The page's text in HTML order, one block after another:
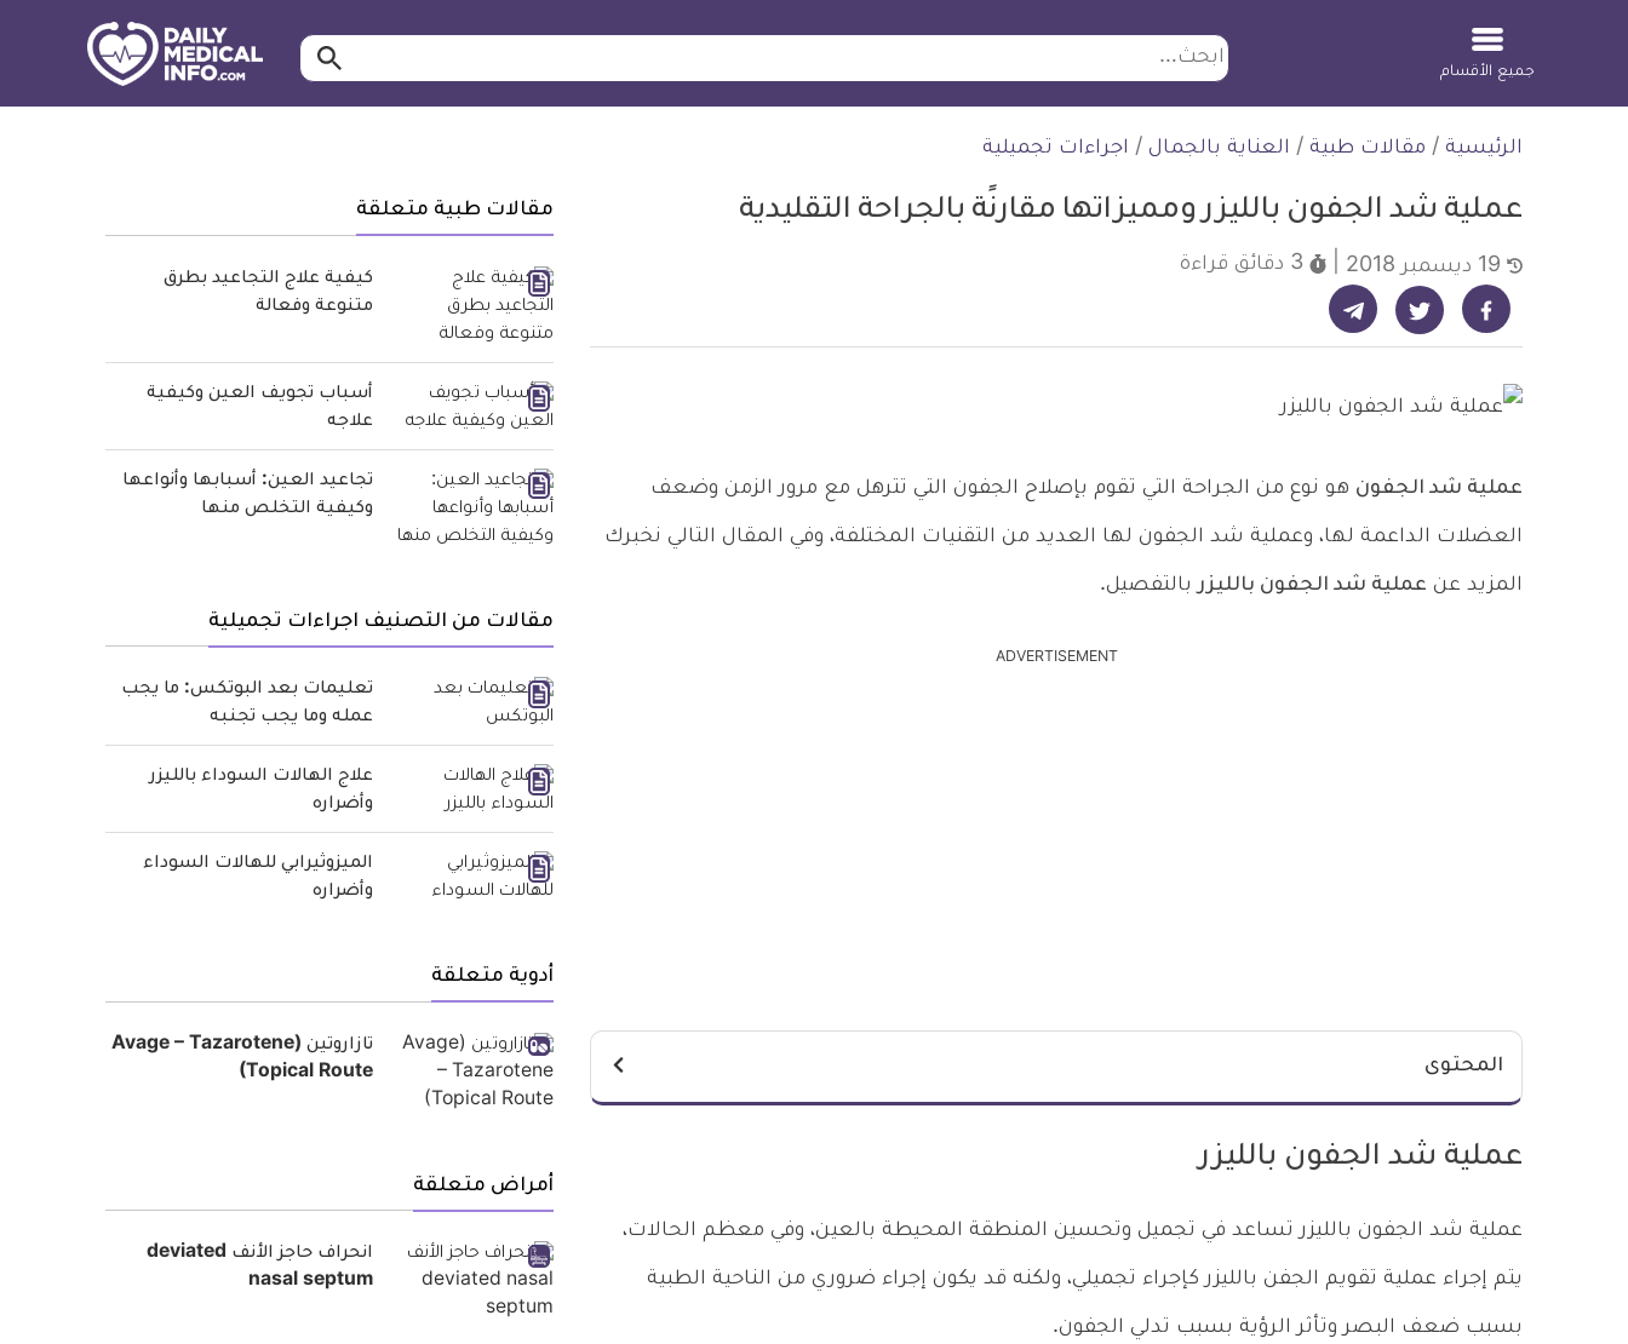
ابحث ابحث…
جميع الأقسام
الرئيسية / مقالات طبية / العناية بالجمال / اجراءات تجميلية
عملية شد الجفون بالليزر ومميزاتها مقارنًة بالجراحة التقليدية
3 دقائق قراءة
شارك على فيسبوك - ديلي ميديكال انفو شارك على تويتر - ديلي ميديكال انفو شارك على تيليجرام - ديلي ميديكال انفو
عملية شد الجفون هو نوع من الجراحة التي تقوم بإصلاح الجفون التي تترهل مع مرور الزمن وضعف
العضلات الداعمة لها، وعملية شد الجفون لها العديد من التقنيات المختلفة، وفي المقال التالي نخبرك
المزيد عن عملية شد الجفون بالليزر بالتفصيل.
ADVERTISEMENT
المحتوى
عملية شد الجفون بالليزر
عملية شد الجفون بالليزر تساعد في تجميل وتحسين المنطقة المحيطة بالعين، وفي معظم الحالات،
يتم إجراء عملية تقويم الجفن بالليزر كإجراء تجميلي، ولكنه قد يكون إجراء ضروري من الناحية الطبية
بسبب ضعف البصر وتأثر الرؤية بسبب تدلي الجفون.
مقالات طبية متعلقة
كيفية علاج التجاعيد بطرق
متنوعة وفعالة
أسباب تجويف العين وكيفية
علاجه
تجاعيد العين: أسبابها وأنواعها
وكيفية التخلص منها
مقالات من التصنيف اجراءات تجميلية
تعليمات بعد البوتكس: ما يجب
عمله وما يجب تجنبه
علاج الهالات السوداء بالليزر
وأضراره
الميزوثيرابي للهالات السوداء
وأضراره
أدوية متعلقة
تازاروتين (Avage – Tazarotene
(Topical Route
أمراض متعلقة
انحراف حاجز الأنف deviated
nasal septum